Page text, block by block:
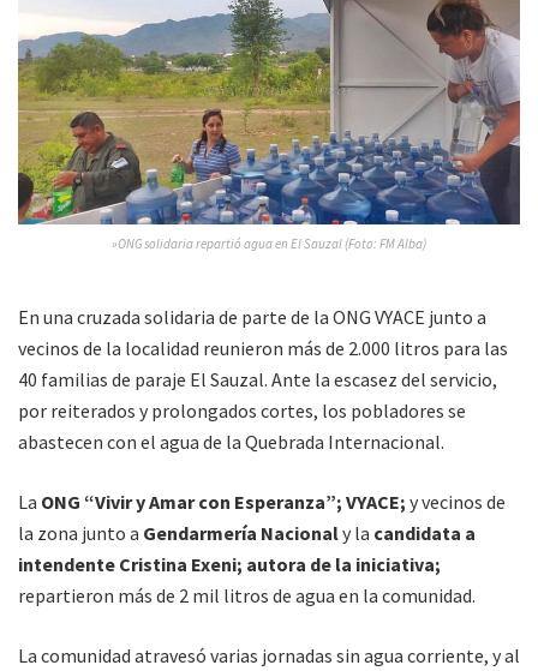
»ONG solidaria repartió agua en El Sauzal (Foto: FM Alba)
En una cruzada solidaria de parte de la ONG VYACE junto a
vecinos de la localidad reunieron más de 2.000 litros para las
40 familias de paraje El Sauzal. Ante la escasez del servicio,
por reiterados y prolongados cortes, los pobladores se
abastecen con el agua de la Quebrada Internacional.
La ONG “Vivir y Amar con Esperanza”; VYACE; y vecinos de
la zona junto a Gendarmería Nacionaly la candidata a
intendente Cristina Exeni; autora de la iniciativa;
repartieron más de 2 mil litros de agua en la comunidad.
La comunidad atravesó varias jornadas sin agua corriente, y al